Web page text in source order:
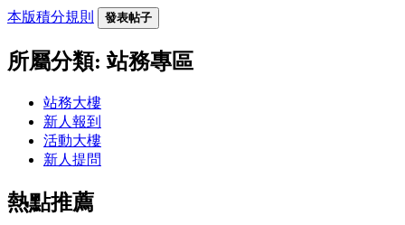
本版積分規則 發表帖子
所屬分類: 站務專區
站務大樓
新人報到
活動大樓
新人提問
熱點推薦